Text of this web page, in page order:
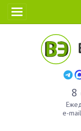
8
e-